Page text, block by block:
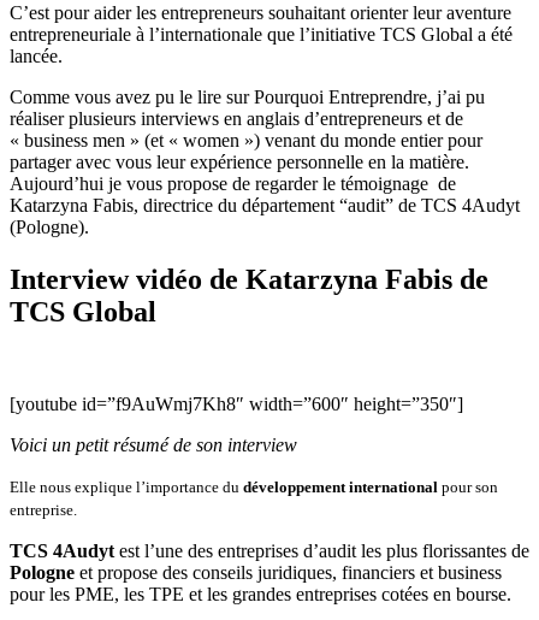
C’est pour aider les entrepreneurs souhaitant orienter leur aventure
entrepreneuriale à l’internationale que l’initiative TCS Global a été
lancée.
Comme vous avez pu le lire sur Pourquoi Entreprendre, j’ai pu
réaliser plusieurs interviews en anglais d’entrepreneurs et de
« business men » (et « women ») venant du monde entier pour
partager avec vous leur expérience personnelle en la matière.
Aujourd’hui je vous propose de regarder le témoignage de
Katarzyna Fabis, directrice du département “audit” de TCS 4Audyt
(Pologne).
Interview vidéo de Katarzyna Fabis de
TCS Global
[youtube id=”f9AuWmj7Kh8″ width=”600″ height=”350″]
Voici un petit résumé de son interview
Elle nous explique l’importance du développement international pour son
entreprise.
TCS 4Audyt est l’une des entreprises d’audit les plus florissantes de
Pologne et propose des conseils juridiques, financiers et business
pour les PME, les TPE et les grandes entreprises cotées en bourse.